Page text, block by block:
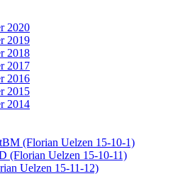
2020
2019
2018
2017
2016
2015
2014
(Florian Uelzen 15-10-1)
(Florian Uelzen 15-10-11)
Uelzen 15-11-12)